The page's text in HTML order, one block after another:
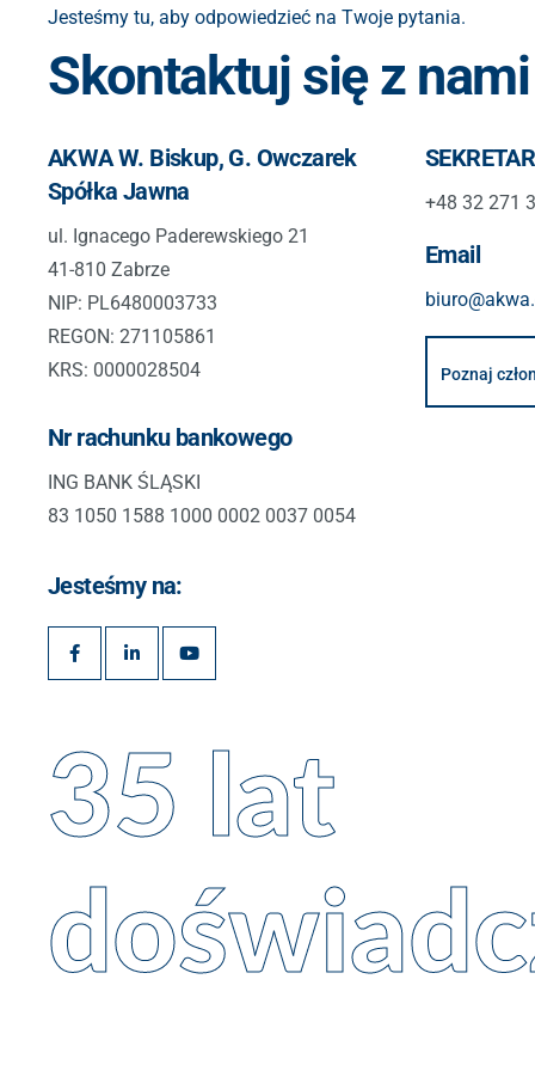
Jesteśmy tu, aby odpowiedzieć na Twoje pytania.
Skontaktuj się z nami
AKWA W. Biskup, G. Owczarek
Spółka Jawna
ul. Ignacego Paderewskiego 21
41-810 Zabrze
NIP: PL6480003733
REGON: 271105861
KRS: 0000028504
Nr rachunku bankowego
ING BANK ŚLĄSKI
83 1050 1588 1000 0002 0037 0054
Jesteśmy na:
+48 32 271
Email
Poznaj
35 lat